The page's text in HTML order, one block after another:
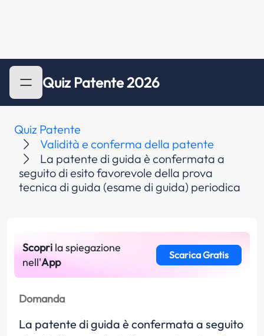
Quiz Patente 2026
Quiz Patente
Validità e conferma della patente
La patente di guida è confermata a
seguito di esito favorevole della prova
tecnica di guida (esame di guida) periodica
Scopri la spiegazione
nell'App
Scarica Gratis
Domanda
La patente di guida è confermata a seguito